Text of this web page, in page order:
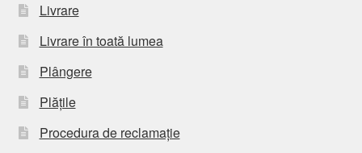
Livrare
Livrare în toată lumea
Plângere
Plățile
Procedura de reclamație